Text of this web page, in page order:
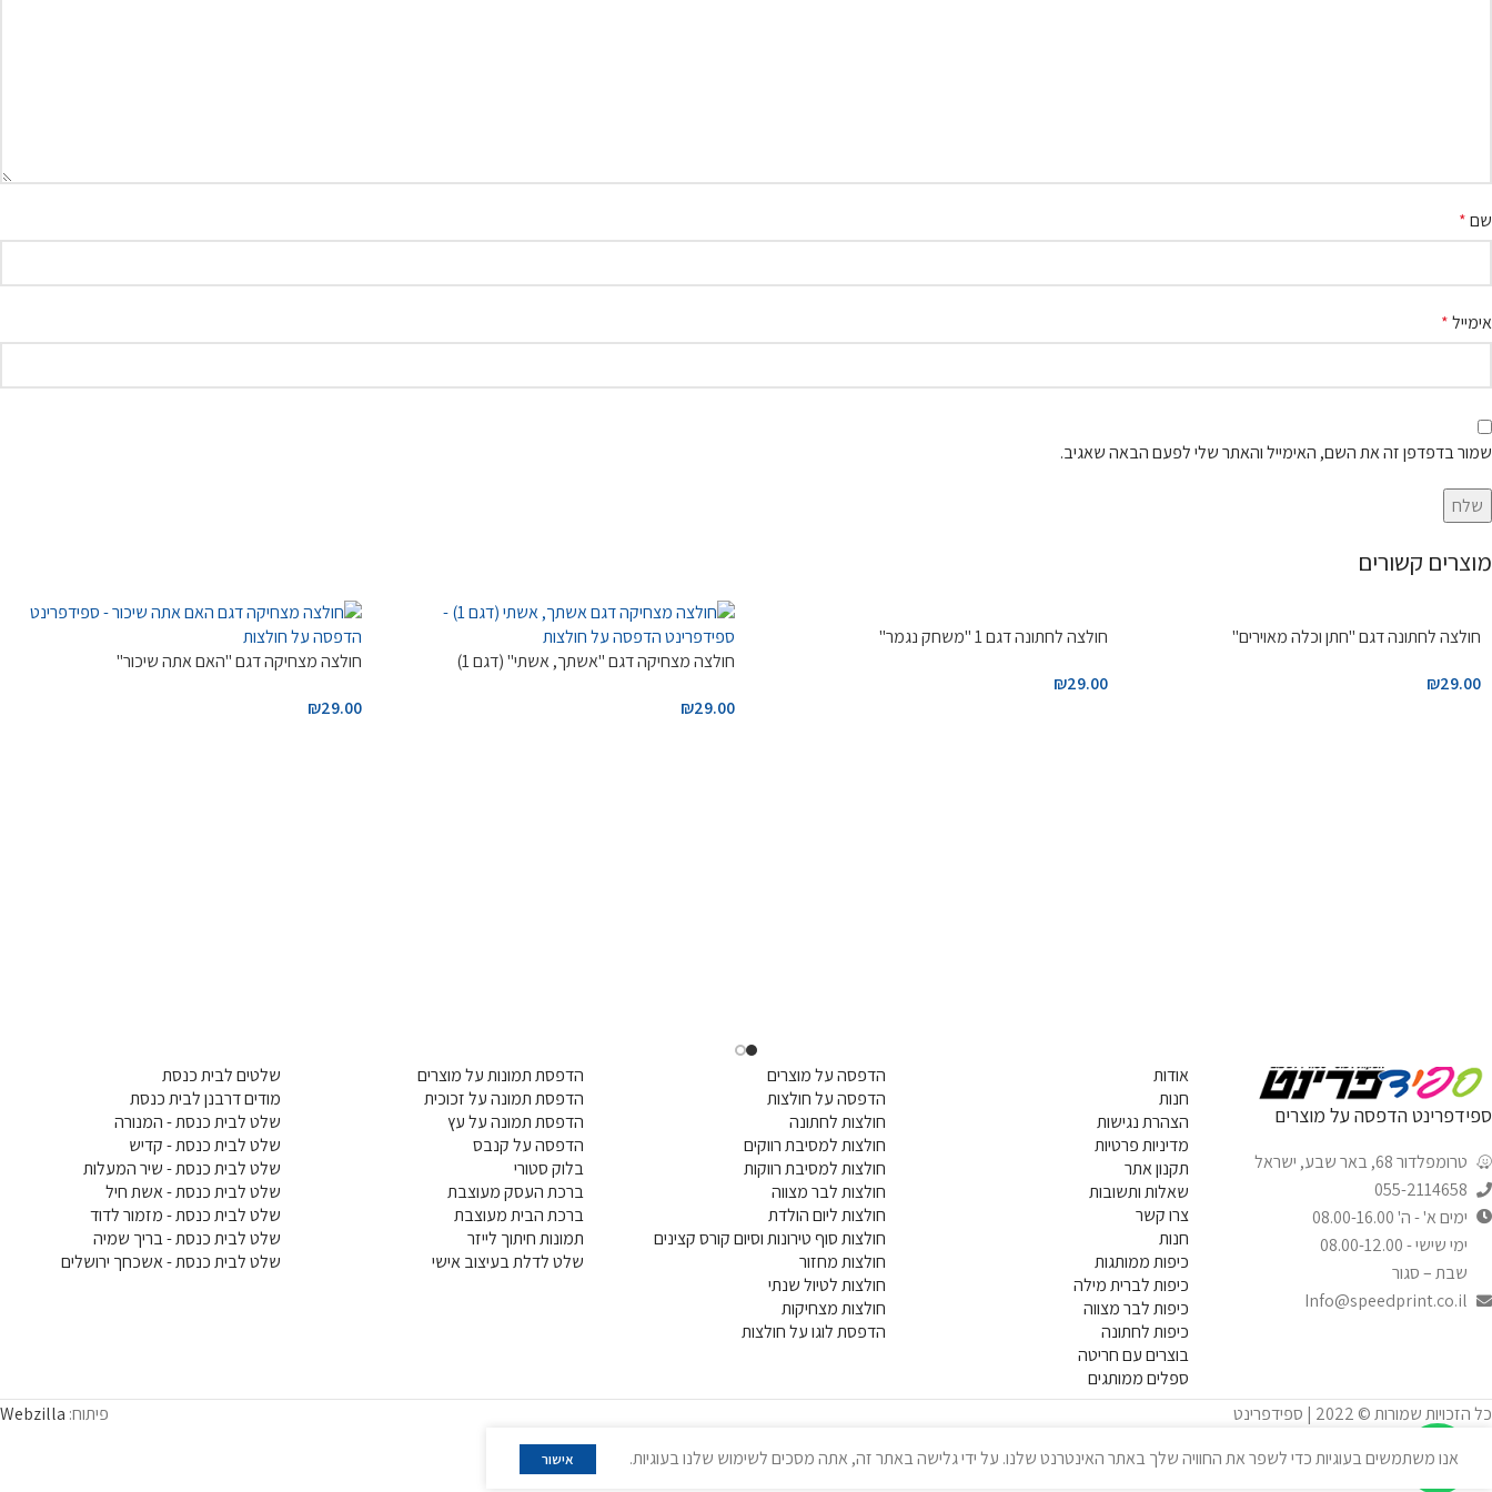
שם*
אימייל*
שמור בדפדפן זה את השם, האימייל והאתר שלי לפעם הבאה שאגיב.
מוצרים קשורים
חולצה לחתונה דגם "חתן וכלה מאוירים"
₪29.00
חולצה לחתונה דגם 1 "משחק נגמר"
₪29.00
חולצה מצחיקה דגם "אשתך, אשתי" (דגם 1)
₪29.00
חולצה מצחיקה דגם "האם אתה שיכור"
₪29.00
ספידפרינט הדפסה על מוצרים
טרומפלדור 68, באר שבע, ישראל
055-2114658
ימים א' - ה' 08.00-16.00
ימי שישי - 08.00-12.00
שבת – סגור
Info@speedprint.co.il
אודות
חנות
הצהרת נגישות
מדיניות פרטיות
תקנון אתר
שאלות ותשובות
צרו קשר
חנות
כיפות ממותגות
כיפות לברית מילה
כיפות לבר מצווה
כיפות לחתונה
בוצרים עם חריטה
ספלים ממותגים
הדפסה על מוצרים
הדפסה על חולצות
חולצות לחתונה
חולצות למסיבת רווקים
חולצות למסיבת רווקות
חולצות לבר מצווה
חולצות ליום הולדת
חולצות סוף טירונות וסיום קורס קצינים
חולצות מחזור
חולצות לטיול שנתי
חולצות מצחיקות
הדפסת לוגו על חולצות
הדפסת תמונות על מוצרים
הדפסת תמונה על זכוכית
הדפסת תמונה על עץ
הדפסה על קנבס
בלוק סטורי
ברכת העסק מעוצבת
ברכת הבית מעוצבת
תמונות חיתוך לייזר
שלט לדלת בעיצוב אישי
שלטים לבית כנסת
מודים דרבנן לבית כנסת
שלט לבית כנסת - המנורה
שלט לבית כנסת - קדיש
שלט לבית כנסת - שיר המעלות
שלט לבית כנסת - אשת חיל
שלט לבית כנסת - מזמור לדוד
שלט לבית כנסת - בריך שמיה
שלט לבית כנסת - אשכחך ירושלים
כל הזכויות שמורות © 2022 | ספידפרינט פיתוח: Webzilla
אנו משתמשים בעוגיות כדי לשפר את החוויה שלך באתר האינטרנט שלנו. על ידי גלישה באתר זה, אתה מסכים לשימוש שלנו בעוגיות.
אישור